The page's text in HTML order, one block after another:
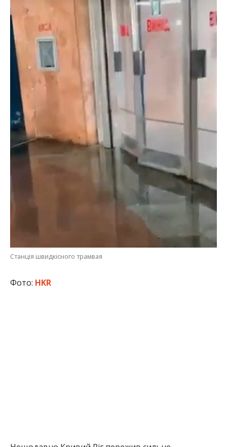
Станція швидкісного трамвая
Фото: HKR